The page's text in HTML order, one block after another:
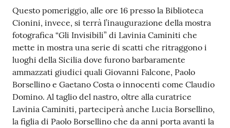
Tutti
gli
argomenti...
Seguici
su
Questo pomeriggio, alle ore 16 presso la Biblioteca
Cionini, invece, si terrà l’inaugurazione della mostra
fotografica “Gli Invisibili” di Lavinia Caminiti che
mette in mostra una serie di scatti che ritraggono i
luoghi della Sicilia dove furono barbaramente
ammazzati giudici quali Giovanni Falcone, Paolo
Borsellino e Gaetano Costa o innocenti come Claudio
Domino. Al taglio del nastro, oltre alla curatrice
Lavinia Caminiti, parteciperà anche Lucia Borsellino,
la figlia di Paolo Borsellino che da anni porta avanti la